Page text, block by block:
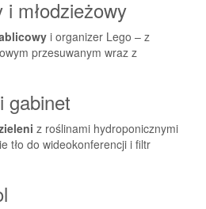
młodzieżowy
i organizer Lego – z
przesuwanym wraz z
gabinet
z roślinami hydroponicznymi
tło do wideokonferencji i filtr